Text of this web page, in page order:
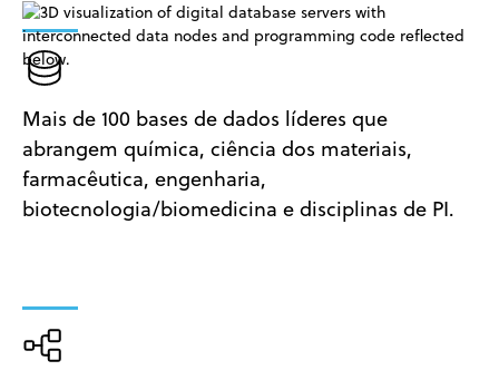
Mais de 100 bases de dados líderes que
abrangem química, ciência dos materiais,
farmacêutica, engenharia,
biotecnologia/biomedicina e disciplinas de PI.